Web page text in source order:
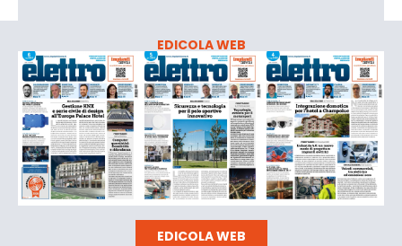
EDICOLA WEB
EDICOLA WEB